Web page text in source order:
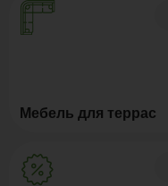
Мебель для террас